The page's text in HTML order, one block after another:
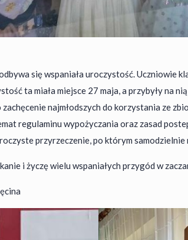
się wspaniała uroczystość. Uczniowie
ta miała miejsce 27 maja, a przybyły na
zachęcenie najmłodszych do korzystania ze
regulaminu wypożyczania oraz zasad
przyrzeczenie, po którym samodzielnie
i życzę wielu wspaniałych przygód w